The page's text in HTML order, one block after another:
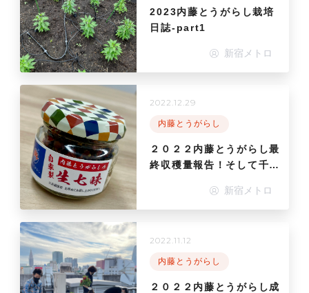
2023内藤とうがらし栽培
日誌-part1
新宿メトロ
内藤とうがらし
２０２２内藤とうがらし最
終収穫量報告！そして千住
2022.12.29
新宿メトロ
内藤とうがらし
２０２２内藤とうがらし成
2022.11.12